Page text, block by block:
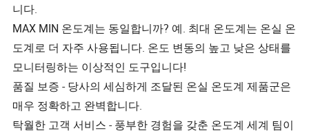
니다.
MAX MIN 온도계는 동일합니까? 예. 최대 온도계는 온실 온
도계로 더 자주 사용됩니다. 온도 변동의 높고 낮은 상태를
모니터링하는 이상적인 도구입니다!
품질 보증 - 당사의 세심하게 조달된 온실 온도계 제품군은
매우 정확하고 완벽합니다.
탁월한 고객 서비스 - 풍부한 경험을 갖춘 온도계 세계 팀이